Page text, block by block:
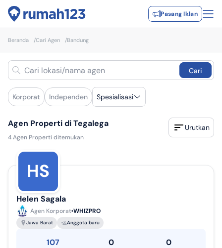
Pasang Iklan
Beranda /Cari Agen /Bandung
Cari
Korporat Independen Spesialisasi
Agen Properti di Tegalega
4Agen Properti ditemukan
Urutkan
HS
Helen Sagala
Agen Korporat WHIZPRO
Jawa Barat Anggota baru
107 0 0